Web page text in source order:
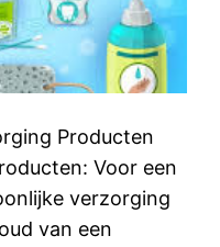
Producten
Voor een
verzorging
van een